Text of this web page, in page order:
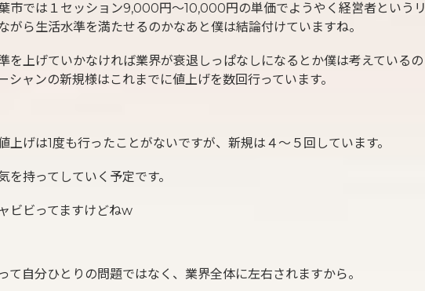
市では１セッション9,000円〜10,000円の単価でようやく経営者というリ
がら生活水準を満たせるのかなあと僕は結論付けていますね。
を上げていかなければ業界が衰退しっぱなしになるとか僕は考えているの
シャンの新規様はこれまでに値上げを数回行っています。
上げは1度も行ったことがないですが、新規は４〜５回しています。
を持ってしていく予定です。
ビビってますけどねw
て自分ひとりの問題ではなく、業界全体に左右されますから。